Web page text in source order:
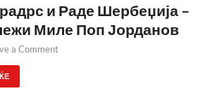
и Раде Шербеџија –
Миле Поп Јорданов
a Comment